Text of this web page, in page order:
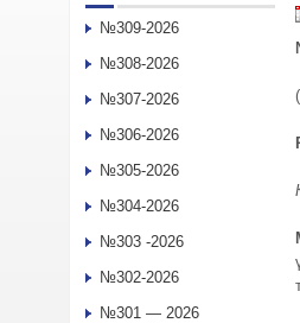
№309-2026
№308-2026
№307-2026
№306-2026
№305-2026
№304-2026
№303 -2026
№302-2026
№301 — 2026